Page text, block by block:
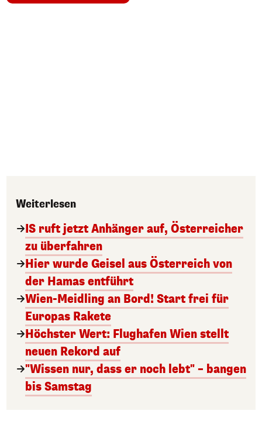
Weiterlesen
IS ruft jetzt Anhänger auf, Österreicher
zu überfahren
Hier wurde Geisel aus Österreich von
der Hamas entführt
Wien-Meidling an Bord! Start frei für
Europas Rakete
Höchster Wert: Flughafen Wien stellt
neuen Rekord auf
"Wissen nur, dass er noch lebt" – bangen
bis Samstag